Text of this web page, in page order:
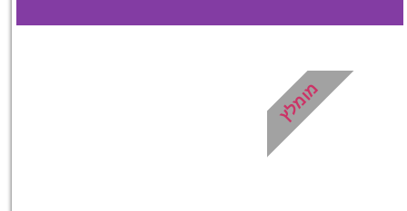
מציאת מלון
מומלץ?
מומלץ